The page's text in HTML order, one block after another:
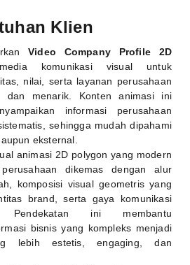
Klien
Video Company Profile 2D
komunikasi visual untuk
nilai, serta layanan perusahaan
dan menarik. Konten animasi ini
informasi perusahaan
sehingga mudah dipahami
eksternal.
animasi 2D polygon yang modern
dikemas dengan alur
komposisi visual geometris yang
brand, serta gaya komunikasi
Pendekatan ini membantu
bisnis yang kompleks menjadi
lebih estetis, engaging, dan